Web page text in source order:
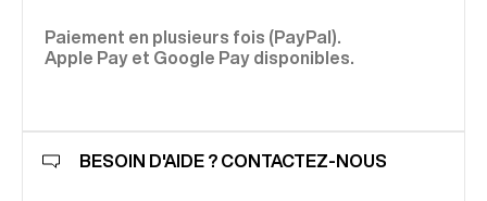
Paiement en plusieurs fois (PayPal).
Apple Pay et Google Pay disponibles.
BESOIN D'AIDE ? CONTACTEZ-NOUS